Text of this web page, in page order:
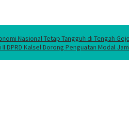
Nasional Tetap Tangguh di Tengah
II DPRD Kalsel Dorong Penguatan Modal